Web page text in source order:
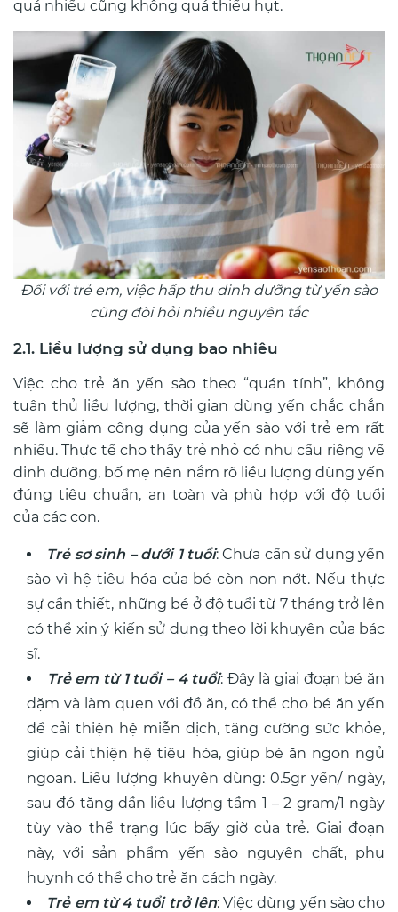
quá nhiều cũng không quá thiếu hụt.
Đối với trẻ em, việc hấp thu dinh dưỡng từ yến sào
cũng đòi hỏi nhiều nguyên tắc
2.1. Liều lượng sử dụng bao nhiêu
Việc cho trẻ ăn yến sào theo “quán tính”, không
tuân thủ liều lượng, thời gian dùng yến chắc chắn
sẽ làm giảm công dụng của yến sào với trẻ em rất
nhiều. Thực tế cho thấy trẻ nhỏ có nhu cầu riêng về
dinh dưỡng, bố mẹ nên nắm rõ liều lượng dùng yến
đúng tiêu chuẩn, an toàn và phù hợp với độ tuổi
của các con.
Trẻ sơ sinh – dưới 1 tuổi: Chưa cần sử dụng yến
sào vì hệ tiêu hóa của bé còn non nớt. Nếu thực
sự cần thiết, những bé ở độ tuổi từ 7 tháng trở lên
có thể xin ý kiến sử dụng theo lời khuyên của bác
sĩ.
Trẻ em từ 1 tuổi – 4 tuổi: Đây là giai đoạn bé ăn
dặm và làm quen với đồ ăn, có thể cho bé ăn yến
để cải thiện hệ miễn dịch, tăng cường sức khỏe,
giúp cải thiện hệ tiêu hóa, giúp bé ăn ngon ngủ
ngoan. Liều lượng khuyên dùng: 0.5gr yến/ ngày,
sau đó tăng dần liều lượng tầm 1 – 2 gram/1 ngày
tùy vào thể trạng lúc bấy giờ của trẻ. Giai đoạn
này, với sản phẩm yến sào nguyên chất, phụ
huynh có thể cho trẻ ăn cách ngày.
Trẻ em từ 4 tuổi trở lên: Việc dùng yến sào cho